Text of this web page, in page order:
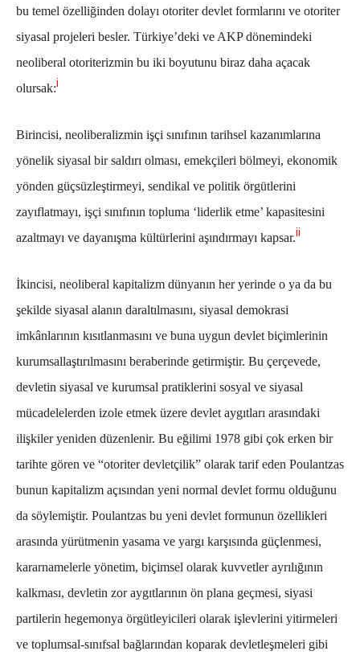
bu temel özelliğinden dolayı otoriter devlet formlarını ve otoriter
siyasal projeleri besler. Türkiye’deki ve AKP dönemindeki
neoliberal otoriterizmin bu iki boyutunu biraz daha açacak
olursak:i
Birincisi, neoliberalizmin işçi sınıfının tarihsel kazanımlarına
yönelik siyasal bir saldırı olması, emekçileri bölmeyi, ekonomik
yönden güçsüzleştirmeyi, sendikal ve politik örgütlerini
zayıflatmayı, işçi sınıfının topluma ‘liderlik etme’ kapasitesini
azaltmayı ve dayanışma kültürlerini aşındırmayı kapsar.ii
İkincisi, neoliberal kapitalizm dünyanın her yerinde o ya da bu
şekilde siyasal alanın daraltılmasını, siyasal demokrasi
imkânlarının kısıtlanmasını ve buna uygun devlet biçimlerinin
kurumsallaştırılmasını beraberinde getirmiştir. Bu çerçevede,
devletin siyasal ve kurumsal pratiklerini sosyal ve siyasal
mücadelelerden izole etmek üzere devlet aygıtları arasındaki
ilişkiler yeniden düzenlenir. Bu eğilimi 1978 gibi çok erken bir
tarihte gören ve “otoriter devletçilik” olarak tarif eden Poulantzas
bunun kapitalizm açısından yeni normal devlet formu olduğunu
da söylemiştir. Poulantzas bu yeni devlet formunun özellikleri
arasında yürütmenin yasama ve yargı karşısında güçlenmesi,
kararnamelerle yönetim, biçimsel olarak kuvvetler ayrılığının
kalkması, devletin zor aygıtlarının ön plana geçmesi, siyasi
partilerin hegemonya örgütleyicileri olarak işlevlerini yitirmeleri
ve toplumsal-sınıfsal bağlarından koparak devletleşmeleri gibi